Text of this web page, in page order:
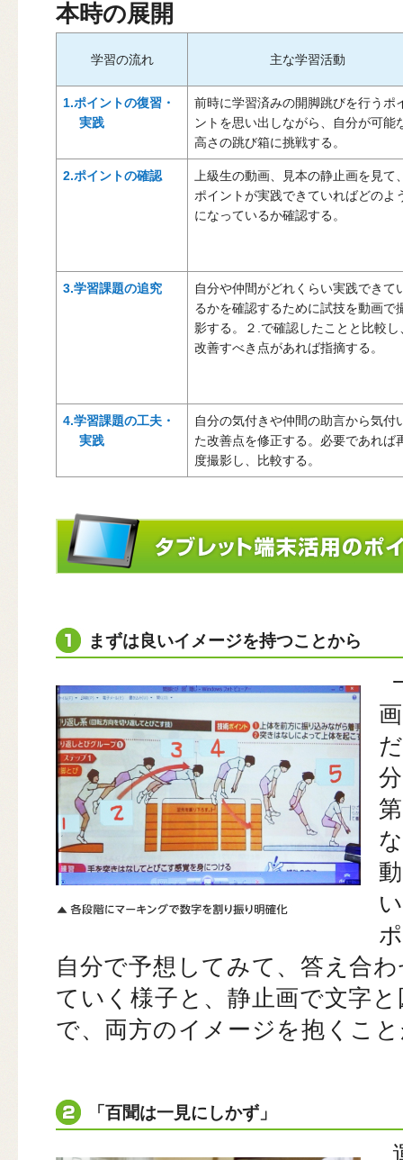
本時の展開
学習の流れ 主な学習活動
1.ポイントの復習・
実践
前時に学習済みの開脚跳びを行うポ
ントを思い出しながら、自分が可能
高さの跳び箱に挑戦する。
2.ポイントの確認
上級生の動画、見本の静止画を見て
ポイントが実践できていればどのよ
になっているか確認する。
3.学習課題の追究
自分や仲間がどれくらい実践できて
るかを確認するために試技を動画で
影する。２.で確認したことと比較し
改善すべき点があれば指摘する。
4.学習課題の工夫・
実践
自分の気付きや仲間の助言から気付
た改善点を修正する。必要であれば
度撮影し、比較する。
まずは良いイメージを持つことから
自分で予想してみて、答え合
ていく様子と、静止画で文字
で、両方のイメージを抱くこ
「百聞は一見にしかず」